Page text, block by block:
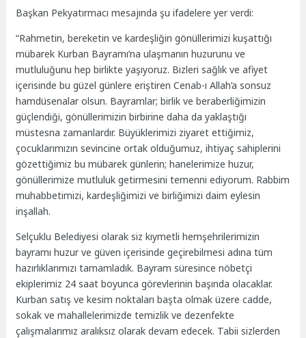
Başkan Pekyatırmacı mesajında şu ifadelere yer verdi:
“Rahmetin, bereketin ve kardeşliğin gönüllerimizi kuşattığı
mübarek Kurban Bayramı’na ulaşmanın huzurunu ve
mutluluğunu hep birlikte yaşıyoruz. Bizleri sağlık ve afiyet
içerisinde bu güzel günlere eriştiren Cenab-ı Allah’a sonsuz
hamdüsenalar olsun. Bayramlar; birlik ve beraberliğimizin
güçlendiği, gönüllerimizin birbirine daha da yaklaştığı
müstesna zamanlardır. Büyüklerimizi ziyaret ettiğimiz,
çocuklarımızın sevincine ortak olduğumuz, ihtiyaç sahiplerini
gözettiğimiz bu mübarek günlerin; hanelerimize huzur,
gönüllerimize mutluluk getirmesini temenni ediyorum. Rabbim
muhabbetimizi, kardeşliğimizi ve birliğimizi daim eylesin
inşallah.
Selçuklu Belediyesi olarak siz kıymetli hemşehrilerimizin
bayramı huzur ve güven içerisinde geçirebilmesi adına tüm
hazırlıklarımızı tamamladık. Bayram süresince nöbetçi
ekiplerimiz 24 saat boyunca görevlerinin başında olacaklar.
Kurban satış ve kesim noktaları başta olmak üzere cadde,
sokak ve mahallelerimizde temizlik ve dezenfekte
çalışmalarımız aralıksız olarak devam edecek. Tabii sizlerden